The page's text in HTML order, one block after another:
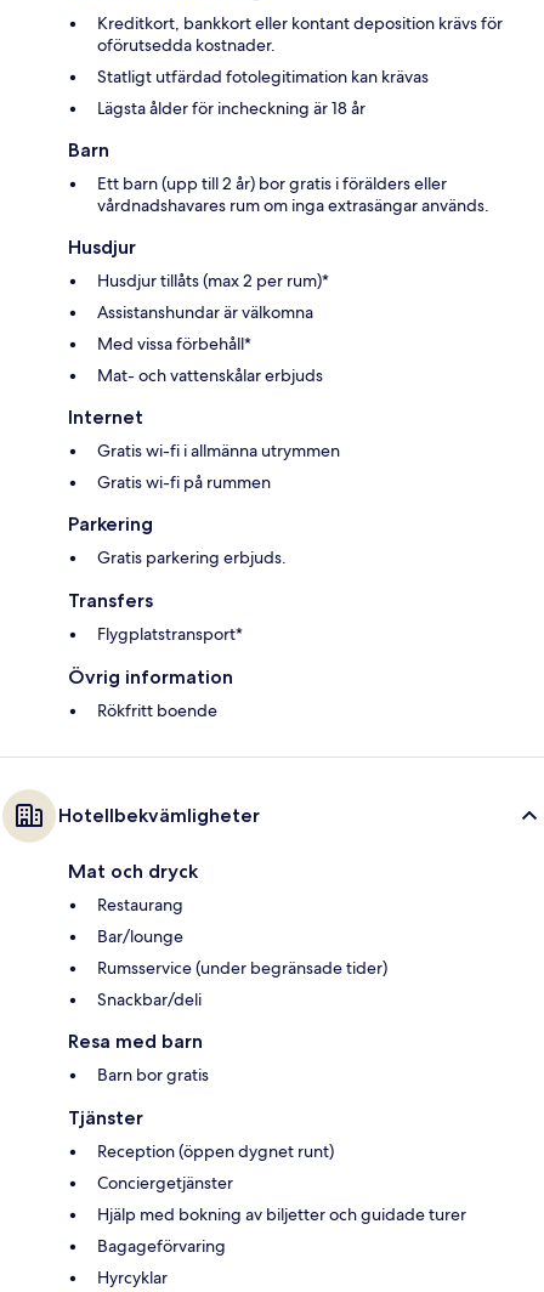
Kreditkort, bankkort eller kontant deposition krävs för
oförutsedda kostnader.
Statligt utfärdad fotolegitimation kan krävas
Lägsta ålder för incheckning är 18 år
Barn
Ett barn (upp till 2 år) bor gratis i förälders eller
vårdnadshavares rum om inga extrasängar används.
Husdjur
Husdjur tillåts (max 2 per rum)*
Assistanshundar är välkomna
Med vissa förbehåll*
Mat- och vattenskålar erbjuds
Internet
Gratis wi-fi i allmänna utrymmen
Gratis wi-fi på rummen
Parkering
Gratis parkering erbjuds.
Transfers
Flygplatstransport*
Övrig information
Rökfritt boende
Hotellbekvämligheter
Mat och dryck
Restaurang
Bar/lounge
Rumsservice (under begränsade tider)
Snackbar/deli
Resa med barn
Barn bor gratis
Tjänster
Reception (öppen dygnet runt)
Conciergetjänster
Hjälp med bokning av biljetter och guidade turer
Bagageförvaring
Hyrcyklar